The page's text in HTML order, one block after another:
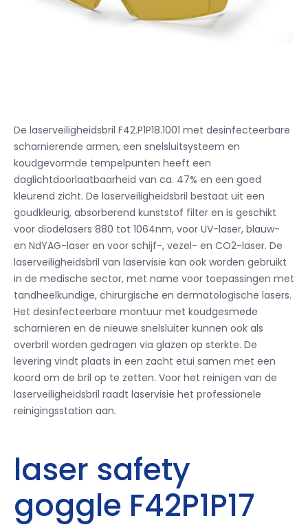
De laserveiligheidsbril F42.P1P18.1001 met desinfecteerbare
scharnierende armen, een snelsluitsysteem en
koudgevormde tempelpunten heeft een
daglichtdoorlaatbaarheid van ca. 47% en een goed
kleurend zicht. De laserveiligheidsbril bestaat uit een
goudkleurig, absorberend kunststof filter en is geschikt
voor diodelasers 880 tot 1064nm, voor UV-laser, blauw-
en NdYAG-laser en voor schijf-, vezel- en CO2-laser. De
laserveiligheidsbril van laservisie kan ook worden gebruikt
in de medische sector, met name voor toepassingen met
tandheelkundige, chirurgische en dermatologische lasers.
Het desinfecteerbare montuur met koudgesmede
scharnieren en de nieuwe snelsluiter kunnen ook als
overbril worden gedragen via glazen op sterkte. De
levering vindt plaats in een zacht etui samen met een
koord om de bril op te zetten. Voor het reinigen van de
laserveiligheidsbril raadt laservisie het professionele
reinigingsstation aan.
laser safety
goggle F42P1P17